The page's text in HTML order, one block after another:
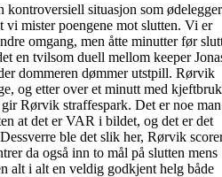
kontroversiell situasjon som ødelegger
vi mister poengene mot slutten. Vi er
omgang, men åtte minutter før
en tvilsom duell mellom keeper
dommeren dømmer utstpill. Rørvik
og etter over et minutt med kjeftbruk
Rørvik straffespark. Det er noe man
at det er VAR i bildet, og det er det
ble det slik her, Rørvik
da også inn to mål på slutten mens
alt i alt en veldig godkjent helg både